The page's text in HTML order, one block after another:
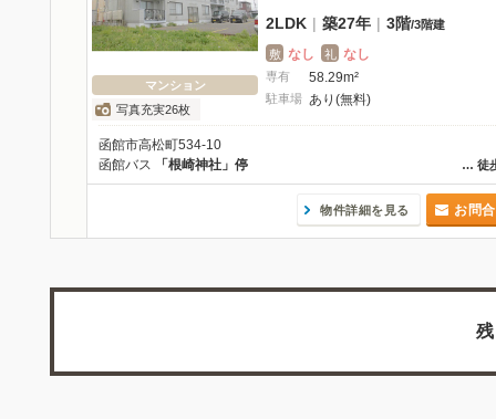
マンション
写真充実26枚
2LDK | 築27年 | 3階/3階建
敷 なし 礼 なし
専有 58.29m²
駐車場 あり(無料)
函館市高松町534-10
… 徒
函館バス 「根崎神社」停
物件詳細を見る お問